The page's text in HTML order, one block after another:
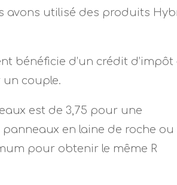
avons utilisé des produits
bénéficie d’un crédit d’impôt
un couple.
est de 3,75 pour une
panneaux en laine de roche ou
pour obtenir le même R